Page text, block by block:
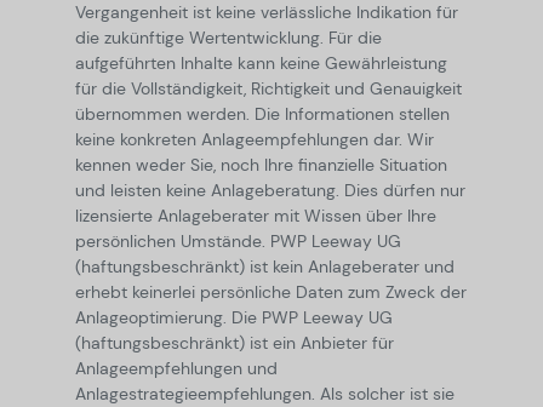
Vergangenheit ist keine verlässliche Indikation für
die zukünftige Wertentwicklung. Für die
aufgeführten Inhalte kann keine Gewährleistung
für die Vollständigkeit, Richtigkeit und Genauigkeit
übernommen werden. Die Informationen stellen
keine konkreten Anlageempfehlungen dar. Wir
kennen weder Sie, noch Ihre finanzielle Situation
und leisten keine Anlageberatung. Dies dürfen nur
lizensierte Anlageberater mit Wissen über Ihre
persönlichen Umstände. PWP Leeway UG
(haftungsbeschränkt) ist kein Anlageberater und
erhebt keinerlei persönliche Daten zum Zweck der
Anlageoptimierung. Die PWP Leeway UG
(haftungsbeschränkt) ist ein Anbieter für
Anlageempfehlungen und
Anlagestrategieempfehlungen. Als solcher ist sie